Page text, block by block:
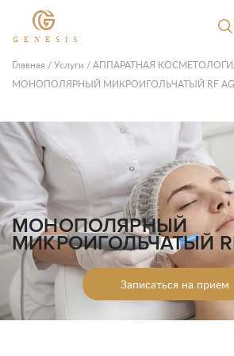
GENESIS
Главная /Услуги /АППАРАТНАЯ
МОНОПОЛЯРНЫЙ МИКРОИГОЛЬЧАТЫЙ RF
МОНОПОЛЯРНЫЙ
МИКРОИГОЛЬЧАТЫЙ
Записаться на прием